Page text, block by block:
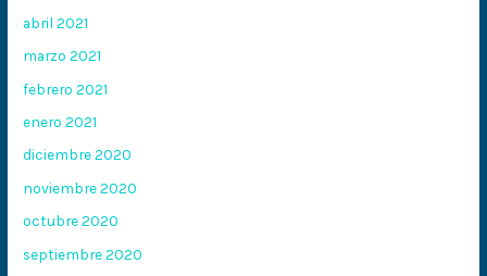
abril 2021
marzo 2021
febrero 2021
enero 2021
diciembre 2020
noviembre 2020
octubre 2020
septiembre 2020